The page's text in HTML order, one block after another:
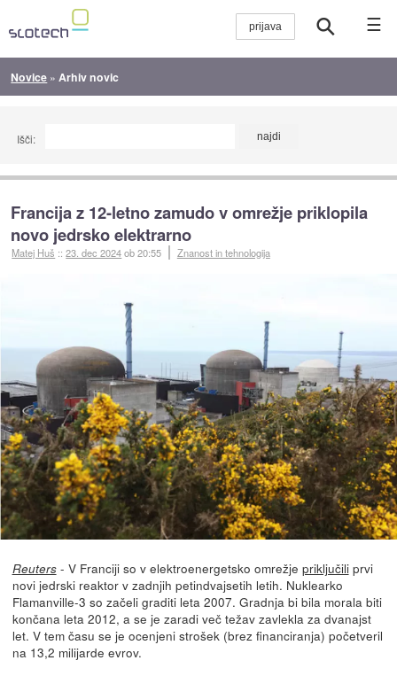
☰
Novice » Arhiv novic
Išči:
Francija z 12-letno zamudo v omrežje priklopila
novo jedrsko elektrarno
Matej Huš ::23. dec 2024ob 20:55 Znanost in tehnologija
Reuters- V Franciji so v elektroenergetsko omrežje priključiliprvi
novi jedrski reaktor v zadnjih petindvajsetih letih. Nuklearko
Flamanville-3 so začeli graditi leta 2007. Gradnja bi bila morala biti
končana leta 2012, a se je zaradi več težav zavlekla za dvanajst
let. V tem času se je ocenjeni strošek (brez financiranja) početveril
na 13,2 milijarde evrov.